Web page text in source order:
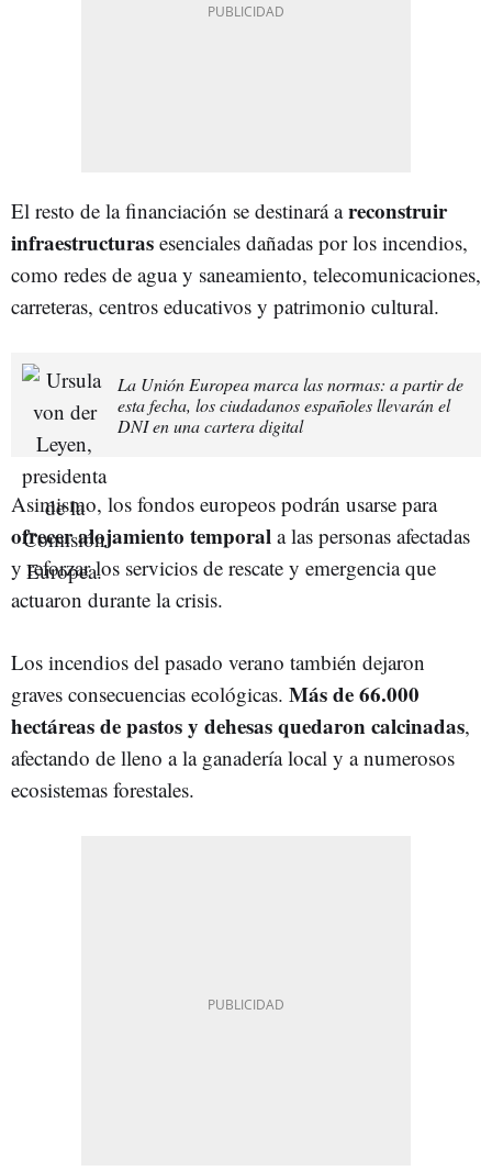
El resto de la financiación se destinará areconstruir
infraestructuras esenciales dañadas por los incendios,
como redes de agua y saneamiento, telecomunicaciones,
carreteras, centros educativos y patrimonio cultural.
La Unión Europea marca las normas: a partir de
esta fecha, los ciudadanos españoles llevarán el
DNI en una cartera digital
Asimismo, los fondos europeos podrán usarse para
ofrecer alojamiento temporal a las personas afectadas
y reforzar los servicios de rescate y emergencia que
actuaron durante la crisis.
Los incendios del pasado verano también dejaron
graves consecuencias ecológicas. Más de 66.000
hectáreas de pastos y dehesas quedaron calcinadas,
afectando de lleno a la ganadería local y a numerosos
ecosistemas forestales.